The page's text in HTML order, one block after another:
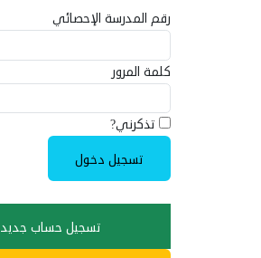
رقم المدرسة الإحصائي
كلمة المرور
تذكرني?
تسجيل دخول
تسجيل حساب جديد